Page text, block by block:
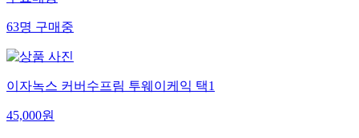
63명구매중
이자녹스 커버수프림 투웨이케익 택1
45,000원